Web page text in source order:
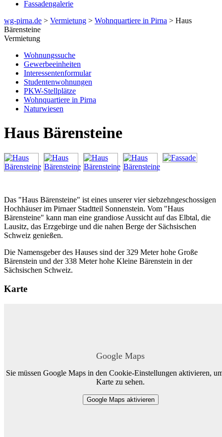
Fassadengalerie
wg-pirna.de > Vermietung > Wohnquartiere in Pirna > Haus
Bärensteine
Vermietung
Wohnungssuche
Gewerbeeinheiten
Interessentenformular
Studentenwohnungen
PKW-Stellplätze
Wohnquartiere in Pirna
Naturwiesen
Haus Bärensteine
Das "Haus Bärensteine" ist eines unserer vier siebzehngeschossigen
Hochhäuser im Pirnaer Stadtteil Sonnenstein. Vom "Haus
Bärensteine" kann man eine grandiose Aussicht auf das Elbtal, die
Lausitz, das Erzgebirge und die nahen Berge der Sächsischen
Schweiz genießen.
Die Namensgeber des Hauses sind der 329 Meter hohe Große
Bärenstein und der 338 Meter hohe Kleine Bärenstein in der
Sächsischen Schweiz.
Karte
Google Maps
Sie müssen Google Maps in den Cookie-Einstellungen aktivieren,
Karte zu sehen.
Google Maps aktivieren